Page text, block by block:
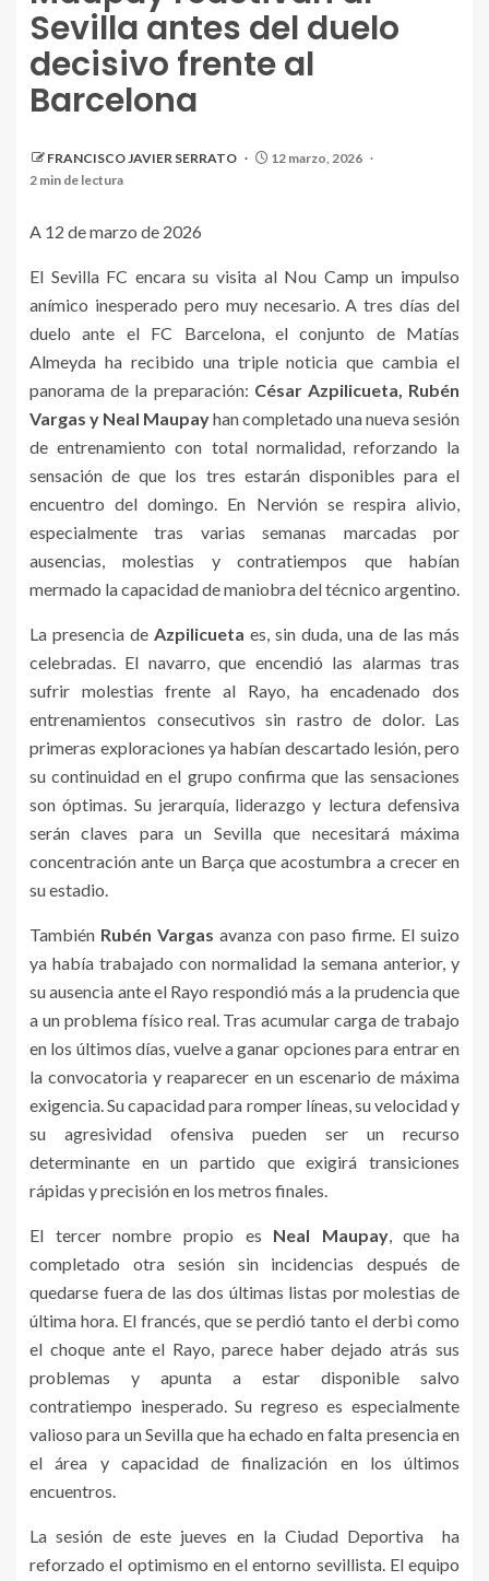
Sevilla antes del duelo
decisivo frente al
Barcelona
FRANCISCO JAVIER SERRATO
12 marzo, 2026
2 min de lectura
A 12 de marzo de 2026
El Sevilla FC encara su visita al Nou Camp un impulso
anímico inesperado pero muy necesario. A tres días del
duelo ante el FC Barcelona, el conjunto de Matías
Almeyda ha recibido una triple noticia que cambia el
panorama de la preparación: César Azpilicueta, Rubén
Vargas y Neal Maupayhan completado una nueva sesión
de entrenamiento con total normalidad, reforzando la
sensación de que los tres estarán disponibles para el
encuentro del domingo. En Nervión se respira alivio,
especialmente tras varias semanas marcadas por
ausencias, molestias y contratiempos que habían
mermado la capacidad de maniobra del técnico argentino.
La presencia de Azpilicueta es, sin duda, una de las más
celebradas. El navarro, que encendió las alarmas tras
sufrir molestias frente al Rayo, ha encadenado dos
entrenamientos consecutivos sin rastro de dolor. Las
primeras exploraciones ya habían descartado lesión, pero
su continuidad en el grupo confirma que las sensaciones
son óptimas. Su jerarquía, liderazgo y lectura defensiva
serán claves para un Sevilla que necesitará máxima
concentración ante un Barça que acostumbra a crecer en
su estadio.
También Rubén Vargas avanza con paso firme. El suizo
ya había trabajado con normalidad la semana anterior, y
su ausencia ante el Rayo respondió más a la prudencia que
a un problema físico real. Tras acumular carga de trabajo
en los últimos días, vuelve a ganar opciones para entrar en
la convocatoria y reaparecer en un escenario de máxima
exigencia. Su capacidad para romper líneas, su velocidad y
su agresividad ofensiva pueden ser un recurso
determinante en un partido que exigirá transiciones
rápidas y precisión en los metros finales.
El tercer nombre propio es Neal Maupay, que ha
completado otra sesión sin incidencias después de
quedarse fuera de las dos últimas listas por molestias de
última hora. El francés, que se perdió tanto el derbi como
el choque ante el Rayo, parece haber dejado atrás sus
problemas y apunta a estar disponible salvo
contratiempo inesperado. Su regreso es especialmente
valioso para un Sevilla que ha echado en falta presencia en
el área y capacidad de finalización en los últimos
encuentros.
La sesión de este jueves en la Ciudad Deportiva ha
reforzado el optimismo en el entorno sevillista. El equipo